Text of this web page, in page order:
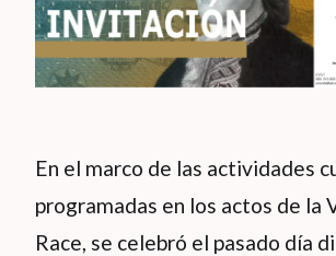
En el marco de las actividades
programadas en los actos de la
Race, se celebró el pasado día